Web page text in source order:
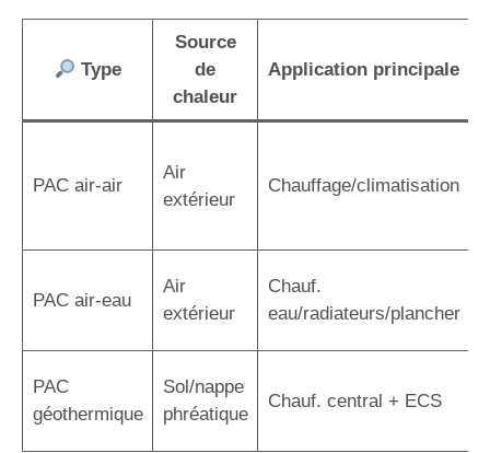
Type
Source
de
chaleur
Application principale
PAC air-air
Air
extérieur
Chauffage/climatisation
PAC air-eau
Air
extérieur
Chauf.
eau/radiateurs/plancher
PAC
géothermique
Sol/nappe
phréatique
Chauf. central + ECS